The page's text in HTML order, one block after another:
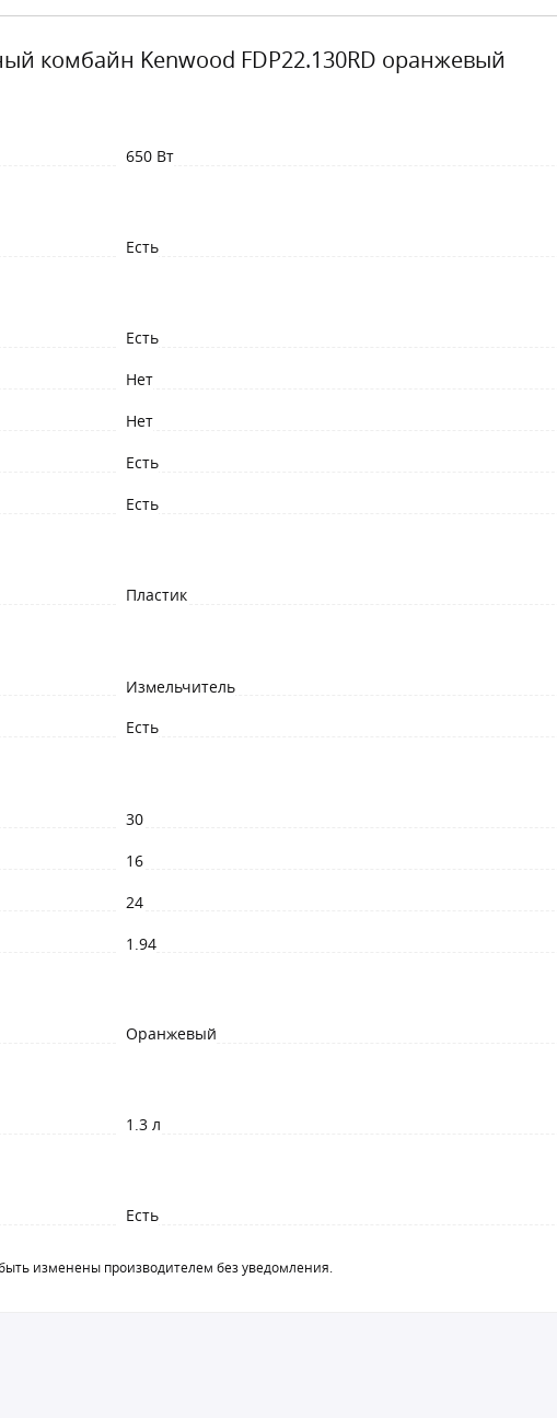
комбайн Kenwood FDP22.130RD оранжевый
650 Вт
Есть
Есть
Нет
Нет
Есть
Есть
Пластик
Измельчитель
Есть
30
16
24
1.94
Оранжевый
1.3 л
Есть
изменены производителем без уведомления.